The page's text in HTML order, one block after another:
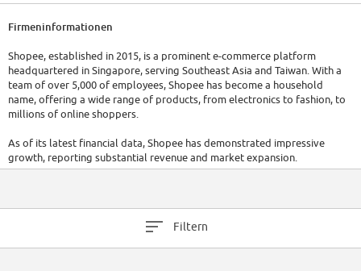
Firmeninformationen
Shopee, established in 2015, is a prominent e-commerce platform
headquartered in Singapore, serving Southeast Asia and Taiwan. With a
team of over 5,000 of employees, Shopee has become a household
name, offering a wide range of products, from electronics to fashion, to
millions of online shoppers.
As of its latest financial data, Shopee has demonstrated impressive
growth, reporting substantial revenue and market expansion.
Filtern